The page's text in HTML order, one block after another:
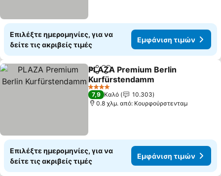
Επιλέξτε ημερομηνίες, για να
δείτε τις ακριβείς τιμές
Εμφάνιση τιμών
Κοινοποίηση
Προσθήκη στα αγαπημένα
PLAZA Premium Berlin
Kurfürstendamm
Εμφάνιση τιμών
4 Αστέρια
7,9 Καλό
10.303
0.8 χλμ. από: Κουρφούρστενταμ
Επιλέξτε ημερομηνίες, για να
δείτε τις ακριβείς τιμές
Εμφάνιση τιμών